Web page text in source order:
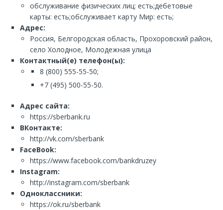
обслуживание физических лиц: есть;дебетовые
карты: есть;обслуживает карту Мир: есть;
Адрес:
Россия, Белгородская область, Прохоровский район,
село Холодное, Молодежная улица
Контактный(е) телефон(ы):
8 (800) 555-55-50;
+7 (495) 500-55-50.
Адрес сайта:
https://sberbank.ru
ВКонтакте:
http://vk.com/sberbank
FaceBook:
https://www.facebook.com/bankdruzey
Instagram:
http://instagram.com/sberbank
Одноклассники:
https://ok.ru/sberbank